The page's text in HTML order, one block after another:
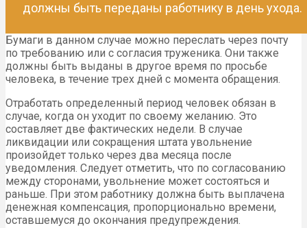
должны быть переданы работнику в день ухода.
Бумаги в данном случае можно переслать через почту
по требованию или с согласия труженика. Они также
должны быть выданы в другое время по просьбе
человека, в течение трех дней с момента обращения.
Отработать определенный период человек обязан в
случае, когда он уходит по своему желанию. Это
составляет две фактических недели. В случае
ликвидации или сокращения штата увольнение
произойдет только через два месяца после
уведомления. Следует отметить, что по согласованию
между сторонами, увольнение может состояться и
раньше. При этом работнику должна быть выплачена
денежная компенсация, пропорционально времени,
оставшемуся до окончания предупреждения.